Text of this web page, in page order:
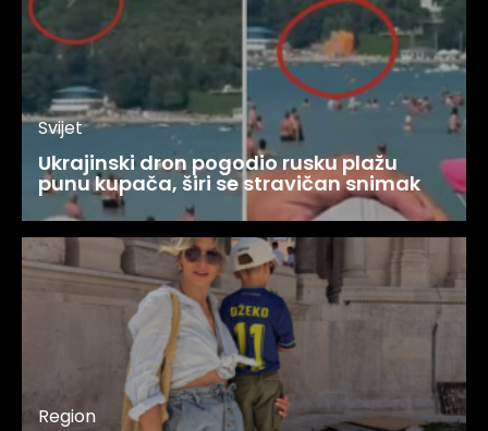
Svijet
Ukrajinski dron pogodio rusku plažu
punu kupača, širi se stravičan snimak
Region